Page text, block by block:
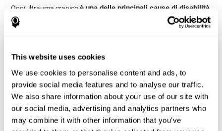
This website uses cookies
We use cookies to personalise content and ads, to
provide social media features and to analyse our traffic.
We also share information about your use of our site with
our social media, advertising and analytics partners who
may combine it with other information that you’ve
Oggi, iltrauma cranicoè una delle principali cause di disabilità
e deficit cognitivo,
soprattutto nei bambini e nei giovani adulti.
E 'interessante il fatto che gli uomini subiscono lesioni cerebrali
stradali, la violenza e sport.
Diversilesioni cerebrali possono avere un impatto
significativo sulla cognizionee le nostre capacità cognitive.
Shaped mantenere capacità cognitive è un importante aspetto
salute del cervello e quindi, per la qualità della vita.